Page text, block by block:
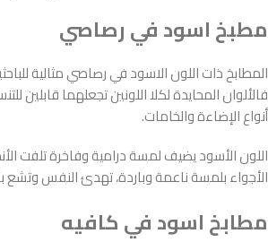
مطبخ اسود في رصاصي
المطابخ ذات اللون الاسود في رصاصي مثالية
فالألوان المحايدة لكلا اللونين تجعلهما قابلين
أنواع الإضاءة والخامات.
اللون الأسود يضيف لمسة درامية وفاخرة تلفت
الأجواء بلمسة ناعمة وباردة، تهدئ النفس وتشع
مطابخ اسود في كافيه